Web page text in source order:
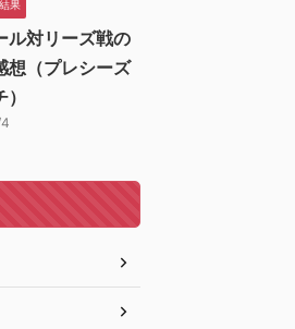
果
ル対リーズ戦の
想（プレシーズ